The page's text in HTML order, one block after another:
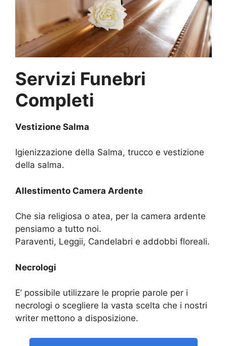
Servizi Funebri
Completi
Vestizione Salma
Igienizzazione della Salma, trucco e vestizione
della salma.
Allestimento Camera Ardente
Che sia religiosa o atea, per la camera ardente
pensiamo a tutto noi.
Paraventi, Leggii, Candelabri e addobbi floreali.
Necrologi
E’ possibile utilizzare le proprie parole per i
necrologi o scegliere la vasta scelta che i nostri
writer mettono a disposizione.